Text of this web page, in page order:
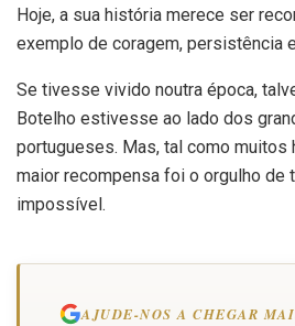
Hoje, a sua história merece ser
exemplo de coragem, persistência
Se tivesse vivido noutra época,
Botelho estivesse ao lado dos
portugueses. Mas, tal como muitos
maior recompensa foi o orgulho de
impossível.
AJUDE-NOS A CHEGAR